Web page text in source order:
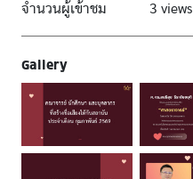
จำนวนผู้เข้าชม
3 views
Gallery